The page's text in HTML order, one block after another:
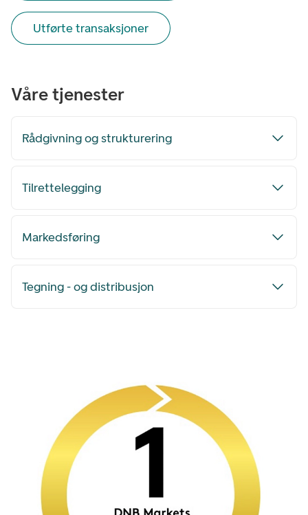
Utførte transaksjoner
Våre tjenester
Rådgivning og strukturering
Tilrettelegging
Markedsføring
Tegning - og distribusjon